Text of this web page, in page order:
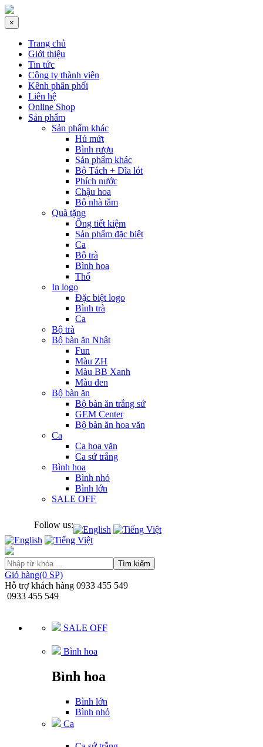
×
Trang chủ
Giới thiệu
Tin tức
Công ty thành viên
Kênh phân phối
Liên hệ
Online Shop
Sản phẩm
Sản phẩm khác
Hủ mứt
Bình rượu
Sản phẩm khác
Bộ Tách + Dĩa lót
Phích nước
Chậu hoa
Bộ nhà tắm
Quà tặng
Ống tiết kiệm
Sản phẩm đặc biệt
Ca
Bộ trà
Bình hoa
Thố
In logo
Đặc biệt logo
Bình trà
Ca
Bộ trà
Bộ bàn ăn Nhật
Fun
Màu ZH
Màu BB Xanh
Màu đen
Bộ bàn ăn
Bộ bàn ăn trắng sứ
GEM Center
Bộ bàn ăn hoa văn
Ca
Ca hoa văn
Ca sứ trắng
Bình hoa
Bình nhỏ
Bình lớn
SALE OFF
Follow us:
Tìm kiếm
Giỏ hàng(0 SP)
Hỗ trợ khách hàng 0933 455 549
0933 455 549
SALE OFF
Bình hoa
Bình hoa
Bình lớn
Bình nhỏ
Ca